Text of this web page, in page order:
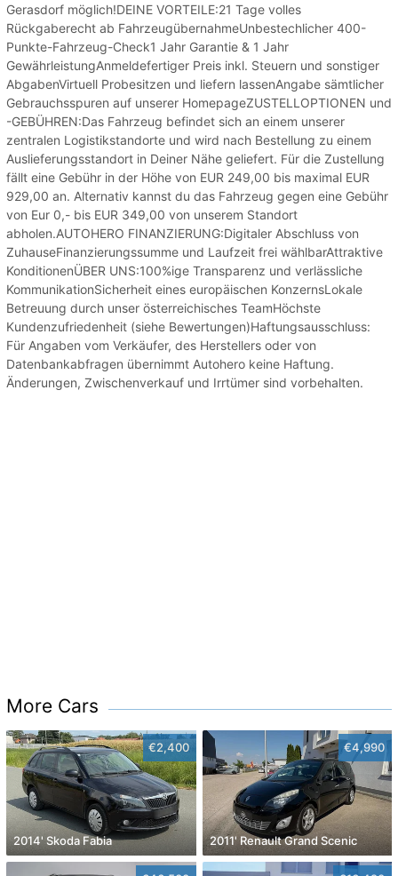
Gerasdorf möglich!DEINE VORTEILE:21 Tage volles
Rückgaberecht ab FahrzeugübernahmeUnbestechlicher 400-
Punkte-Fahrzeug-Check1 Jahr Garantie & 1 Jahr
GewährleistungAnmeldefertiger Preis inkl. Steuern und sonstiger
AbgabenVirtuell Probesitzen und liefern lassenAngabe sämtlicher
Gebrauchsspuren auf unserer HomepageZUSTELLOPTIONEN und
-GEBÜHREN:Das Fahrzeug befindet sich an einem unserer
zentralen Logistikstandorte und wird nach Bestellung zu einem
Auslieferungsstandort in Deiner Nähe geliefert. Für die Zustellung
fällt eine Gebühr in der Höhe von EUR 249,00 bis maximal EUR
929,00 an. Alternativ kannst du das Fahrzeug gegen eine Gebühr
von Eur 0,- bis EUR 349,00 von unserem Standort
abholen.AUTOHERO FINANZIERUNG:Digitaler Abschluss von
ZuhauseFinanzierungssumme und Laufzeit frei wählbarAttraktive
KonditionenÜBER UNS:100%ige Transparenz und verlässliche
KommunikationSicherheit eines europäischen KonzernsLokale
Betreuung durch unser österreichisches TeamHöchste
Kundenzufriedenheit (siehe Bewertungen)Haftungsausschluss:
Für Angaben vom Verkäufer, des Herstellers oder von
Datenbankabfragen übernimmt Autohero keine Haftung.
Änderungen, Zwischenverkauf und Irrtümer sind vorbehalten.
More Cars
€2,400
2014' Skoda Fabia
€4,990
2011' Renault Grand Scenic